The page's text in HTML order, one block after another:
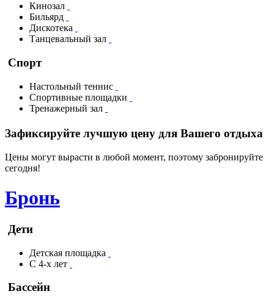
Кинозал
Бильярд
Дискотека
Танцевальный зал
Спорт
Настольный теннис
Спортивные площадки
Тренажерный зал
Зафиксируйте лучшую цену для Вашего отдыха
Цены могут вырасти в любой момент, поэтому забронируйте
сегодня!
Бронь
Дети
Детская площадка
С 4-х лет
Бассейн